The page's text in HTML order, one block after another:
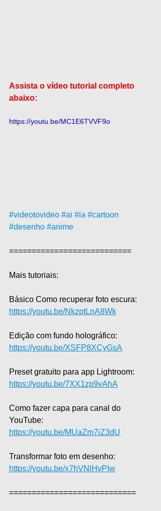
Assista o vídeo tutorial completo
abaixo:
https://youtu.be/MC1E6TVVF9o
#videotovideo #ai #ia #cartoon
#desenho #anime
===========================
Mais tutoriais:
Básico Como recuperar foto escura:
https://youtu.be/NkzptLnA8Wk
Edição com fundo holográfico:
https://youtu.be/XSFP8XCyGsA
Preset gratuito para app Lightroom:
https://youtu.be/7XX1zp9vAhA
Como fazer capa para canal do
YouTube:
https://youtu.be/MUaZm7iZ3dU
Transformar foto em desenho:
https://youtu.be/x7hVNlHvPIw
============================